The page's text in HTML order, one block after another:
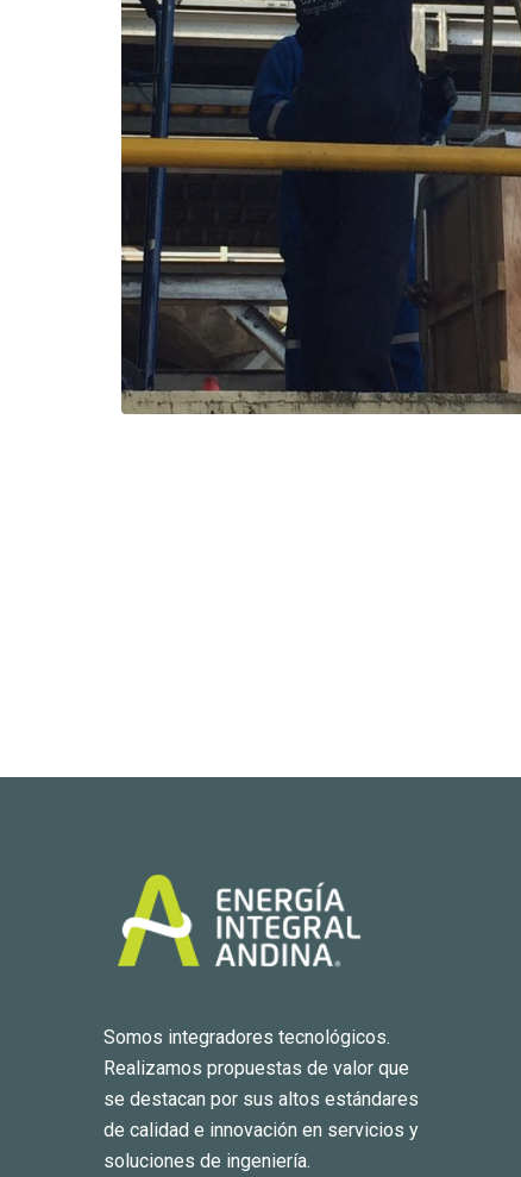
Somos integradores tecnológicos.
Realizamos propuestas de valor que
se destacan por sus altos estándares
de calidad e innovación en servicios y
soluciones de ingeniería.